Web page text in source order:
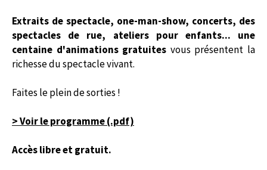
Extraits de spectacle, one-man-show, concerts, des
spectacles de rue, ateliers pour enfants... une
centaine d'animations gratuites vous présentent la
richesse du spectacle vivant.
Faites le plein de sorties !
> Voir le programme(.pdf)
Accès libre et gratuit.